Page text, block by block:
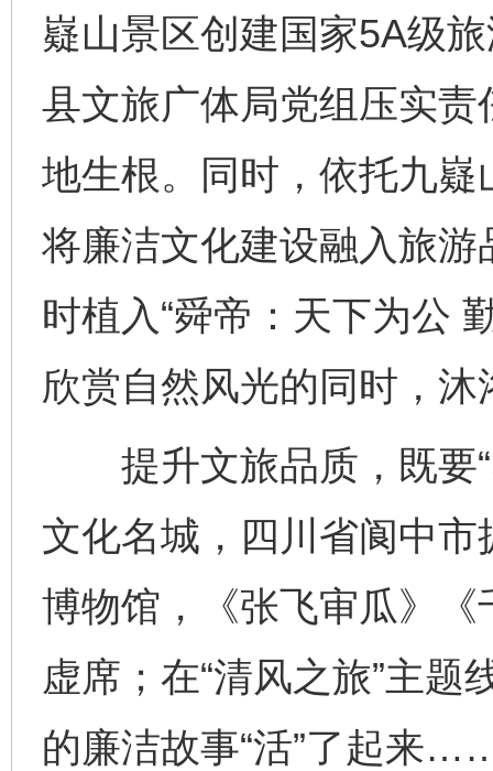
嶷山景区创建国家5A级
县文旅广体局党组压实
地生根。同时，依托九
将廉洁文化建设融入旅
时植入“舜帝：天下为公
欣赏自然风光的同时，沐
提升文旅品质，既要“
文化名城，四川省阆中
博物馆，《张飞审瓜》
虚席；在“清风之旅”主
的廉洁故事“活”了起来